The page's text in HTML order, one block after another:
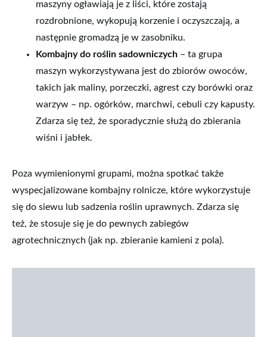
maszyny ogławiają je z liści, które zostają
rozdrobnione, wykopują korzenie i oczyszczają, a
następnie gromadzą je w zasobniku.
Kombajny do roślin sadowniczych – ta grupa
maszyn wykorzystywana jest do zbiorów owoców,
takich jak maliny, porzeczki, agrest czy borówki oraz
warzyw – np. ogórków, marchwi, cebuli czy kapusty.
Zdarza się też, że sporadycznie służą do zbierania
wiśni i jabłek.
Poza wymienionymi grupami, można spotkać także
wyspecjalizowane kombajny rolnicze, które wykorzystuje
się do siewu lub sadzenia roślin uprawnych. Zdarza się
też, że stosuje się je do pewnych zabiegów
agrotechnicznych (jak np. zbieranie kamieni z pola).